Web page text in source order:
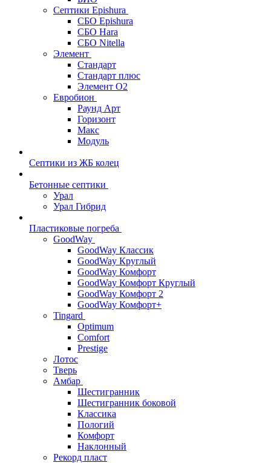
Септики Epishura
СБО Epishura
СБО Hara
СБО Nitella
Элемент
Стандарт
Стандарт плюс
Элемент О2
Евробион
Раунд Арт
Горизонт
Макс
Модуль
Септики из ЖБ колец
Бетонные септики
Урал
Урал Гибрид
Пластиковые погреба
GoodWay
GoodWay Классик
GoodWay Круглый
GoodWay Комфорт
GoodWay Комфорт Круглый
GoodWay Комфорт 2
GoodWay Комфорт+
Tingard
Optimum
Comfort
Prestige
Лотос
Тверь
Амбар
Шестигранник
Шестигранник боковой
Классика
Пологий
Комфорт
Наклонный
Рекорд пласт